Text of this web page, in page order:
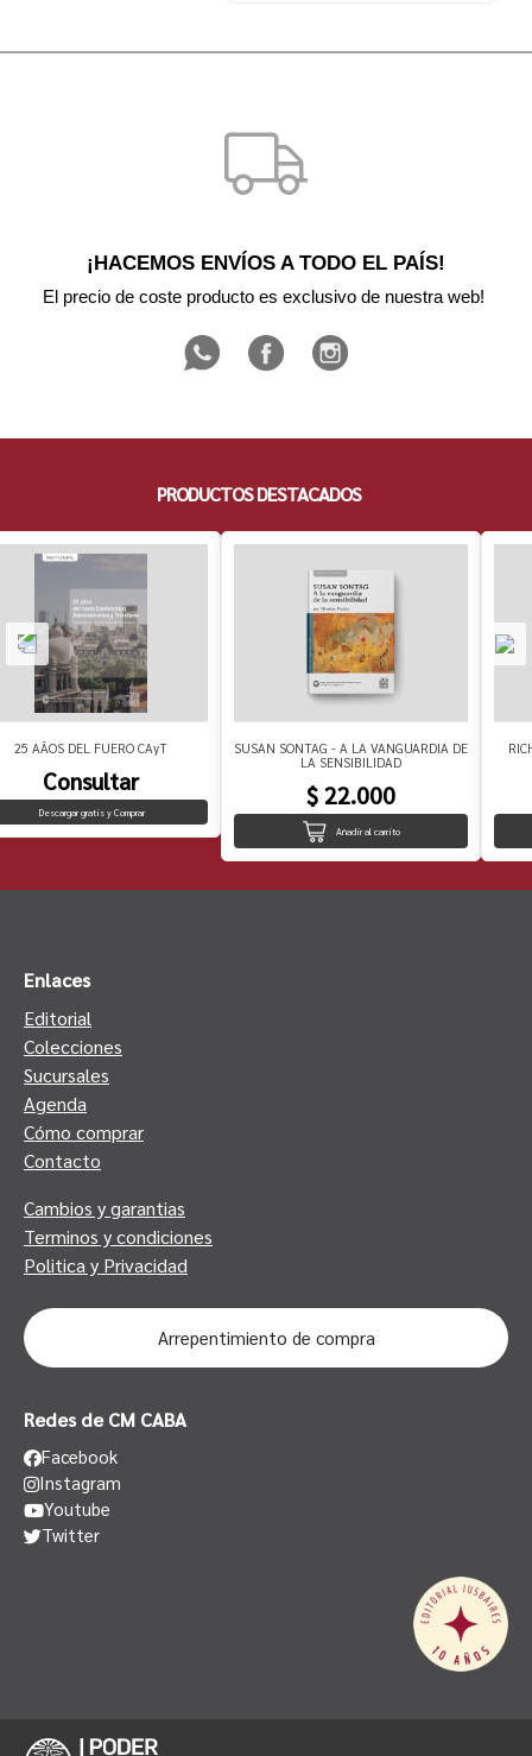
¡HACEMOS ENVÍOS A TODO EL PAÍS!
El precio de coste producto es exclusivo de nuestra web!
PRODUCTOS DESTACADOS
25 AÃOS DEL FUERO CAyT
Consultar
Descargar gratis y Comprar
SUSAN SONTAG - A LA VANGUARDIA DE
LA SENSIBILIDAD
$ 22.000
Añadir al carrito
Enlaces
Editorial
Colecciones
Sucursales
Agenda
Cómo comprar
Contacto
Cambios y garantias
Terminos y condiciones
Politica y Privacidad
Arrepentimiento de compra
Redes de CM CABA
Facebook
Instagram
Youtube
Twitter